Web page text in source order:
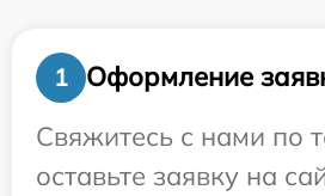
1
Оформление
Свяжитесь с нами по
оставьте заявку на